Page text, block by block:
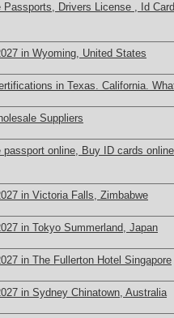
Passports, Drivers License , Id
in Wyoming, United States
in Texas. California.
Suppliers
passport online, Buy ID cards
in Victoria Falls, Zimbabwe
in Tokyo Summerland, Japan
in The Fullerton Hotel Singapore
in Sydney Chinatown, Australia